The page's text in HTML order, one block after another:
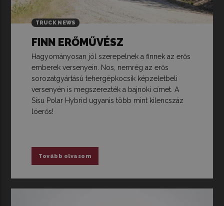
TRUCK NEWS
FINN ERŐMŰVÉSZ
Hagyományosan jól szerepelnek a finnek az erős
emberek versenyein. Nos, nemrég az erős
sorozatgyártású tehergépkocsik képzeletbeli
versenyén is megszerezték a bajnoki címet. A
Sisu Polar Hybrid ugyanis több mint kilencszáz
lóerős!
Tovább olvasom